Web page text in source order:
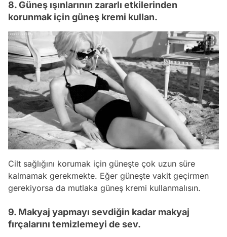
8. Güneş ışınlarının zararlı etkilerinden
korunmak için güneş kremi kullan.
Cilt sağlığını korumak için güneşte çok uzun süre
kalmamak gerekmekte. Eğer güneşte vakit geçirmen
gerekiyorsa da mutlaka güneş kremi kullanmalısın.
9. Makyaj yapmayı sevdiğin kadar makyaj
fırçalarını temizlemeyi de sev.